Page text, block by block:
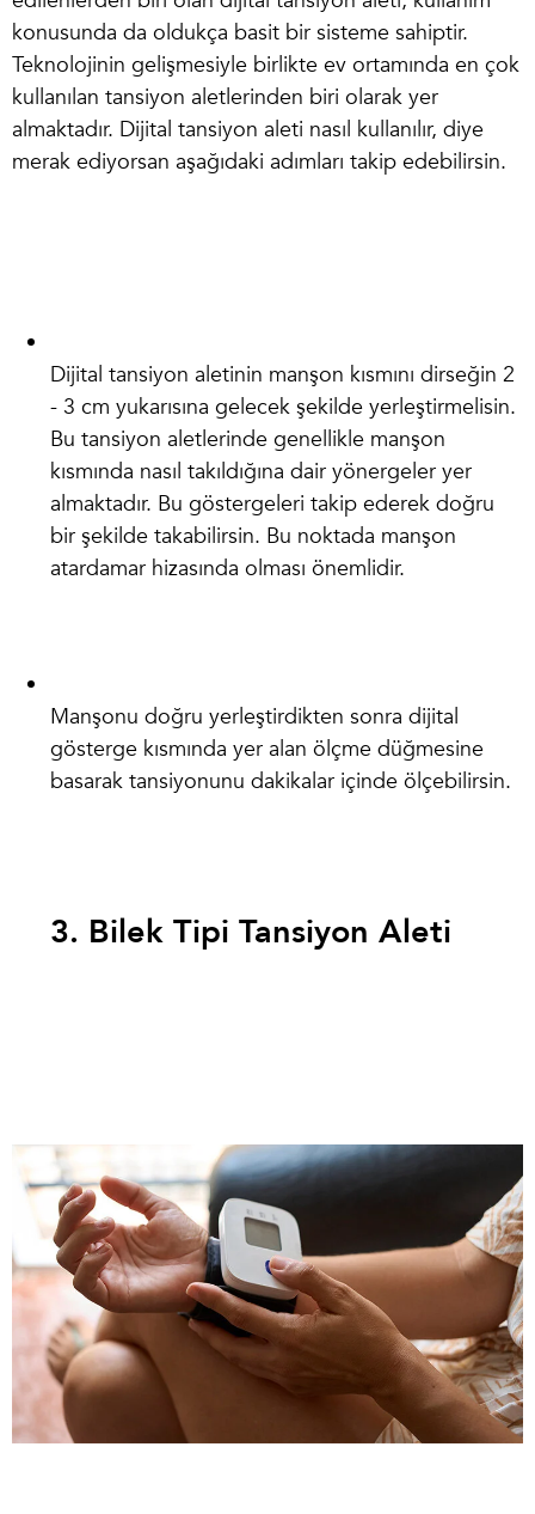
konusunda da oldukça basit bir sisteme sahiptir.
Teknolojinin gelişmesiyle birlikte ev ortamında en çok
kullanılan tansiyon aletlerinden biri olarak yer
almaktadır. Dijital tansiyon aleti nasıl kullanılır, diye
merak ediyorsan aşağıdaki adımları takip edebilirsin.
Dijital tansiyon aletinin manşon kısmını dirseğin 2
- 3 cm yukarısına gelecek şekilde yerleştirmelisin.
Bu tansiyon aletlerinde genellikle manşon
kısmında nasıl takıldığına dair yönergeler yer
almaktadır. Bu göstergeleri takip ederek doğru
bir şekilde takabilirsin. Bu noktada manşon
atardamar hizasında olması önemlidir.
Manşonu doğru yerleştirdikten sonra dijital
gösterge kısmında yer alan ölçme düğmesine
basarak tansiyonunu dakikalar içinde ölçebilirsin.
3. Bilek Tipi Tansiyon Aleti